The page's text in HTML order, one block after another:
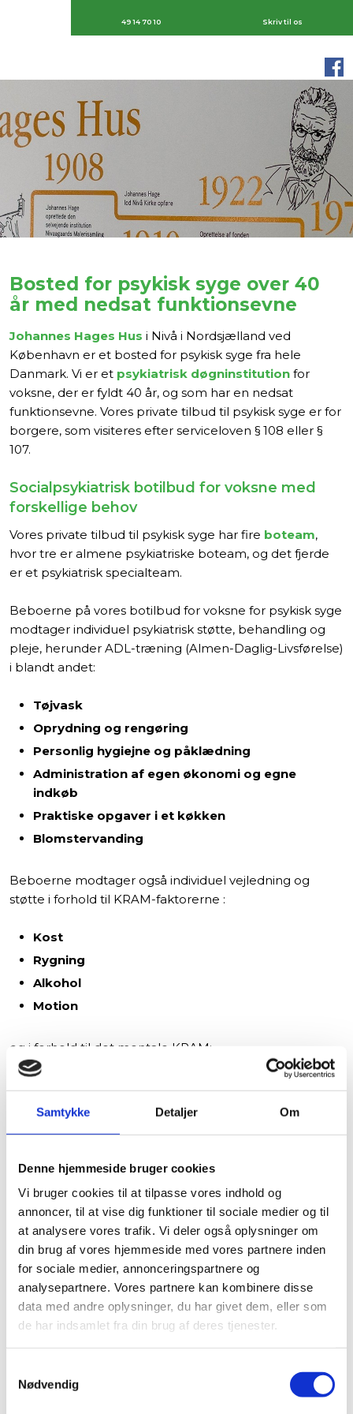
Samtykke Detaljer Om
Denne hjemmeside bruger cookies
Vi bruger cookies til at tilpasse vores indhold og
annoncer, til at vise dig funktioner til sociale medier og til
at analysere vores trafik. Vi deler også oplysninger om
din brug af vores hjemmeside med vores partnere inden
for sociale medier, annonceringspartnere og
analysepartnere. Vores partnere kan kombinere disse
data med andre oplysninger, du har givet dem, eller som
de har indsamlet fra din brug af deres tjenester.
Nødvendig
49 14 70 10 Skriv til os
Bosted for psykisk syge over 40
år med nedsat funktionsevne
Johannes Hages Hus i Nivå i Nordsjælland ved
København er et bosted for psykisk syge fra hele
Danmark. Vi er et psykiatrisk døgninstitutionfor
voksne, der er fyldt 40 år, og som har en nedsat
funktionsevne. Vores private tilbud til psykisk syge er for
borgere, som visiteres efter serviceloven § 108 eller §
107.
Socialpsykiatrisk botilbud for voksne med
forskellige behov
Vores private tilbud til psykisk syge har fire boteam,
hvor tre er almene psykiatriske boteam, og det fjerde
er et psykiatrisk specialteam.
Beboerne på vores botilbud for voksne for psykisk syge
modtager individuel psykiatrisk støtte, behandling og
pleje, herunder ADL-træning (Almen-Daglig-Livsførelse)
i blandt andet:
Tøjvask
Oprydning og rengøring
Personlig hygiejne og påklædning
Administration af egen økonomi og egne
indkøb
Praktiske opgaver i et køkken
Blomstervanding
Beboerne modtager også individuel vejledning og
støtte i forhold til KRAM-faktorerne :
Kost
Rygning
Alkohol
Motion
og i forhold til det mentale KRAM:
Relationer
Accept
Målet med opholdet på et psykiatrisk bosted for
voksne som vores er at styrke beboernes
selvstændighed og trivsel medtræning iADL-
funktioner i egen bolig og i fællesskabet samt at
motivere til en sundere livsstil. I relationsarbejdet
afdækker vi beboernes mentale sundhed og ADL-
færdigheder, herunder behov for hjælp eller
kompenserende tiltag.
Beboernei Johannes Hages Hus vælger selv sin